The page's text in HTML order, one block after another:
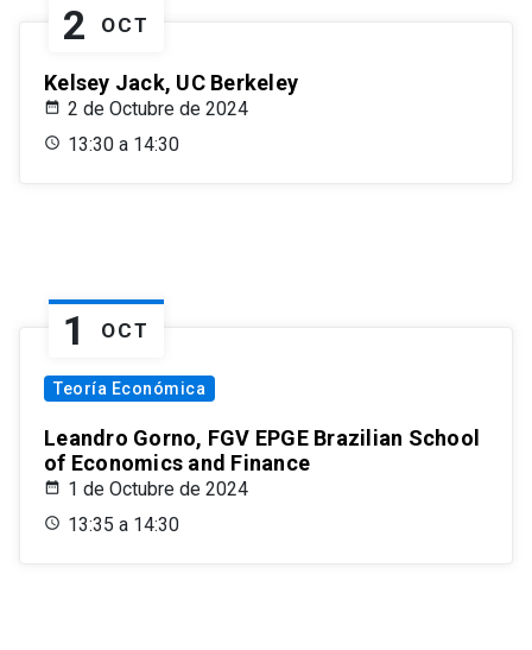
2 OCT
Kelsey Jack, UC Berkeley
2 de Octubre de 2024
13:30 a 14:30
1 OCT
Teoría Económica
Leandro Gorno, FGV EPGE Brazilian School
of Economics and Finance
1 de Octubre de 2024
13:35 a 14:30